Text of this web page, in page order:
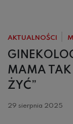
AKTUALNOŚCI
MAMA TAK
ŻYĆ”
29 sierpnia 2025